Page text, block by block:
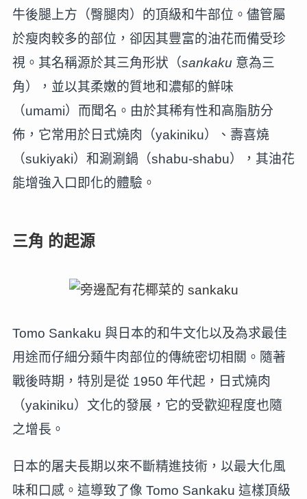
牛後腿上方（臀腿肉）的頂級和牛部位。儘管屬
於瘦肉較多的部位，卻因其豐富的油花而備受珍
視。其名稱源於其三角形狀（sankaku 意為三
角），並以其柔嫩的質地和濃郁的鮮味
（umami）而聞名。由於其稀有性和高脂肪分
佈，它常用於日式燒肉（yakiniku）、壽喜燒
（sukiyaki）和涮涮鍋（shabu-shabu），其油花
能增強入口即化的體驗。
三角 的起源
Tomo Sankaku 與日本的和牛文化以及為求最佳
用途而仔細分類牛肉部位的傳統密切相關。隨著
戰後時期，特別是從 1950 年代起，日式燒肉
（yakiniku）文化的發展，它的受歡迎程度也隨
之增長。
日本的屠夫長期以來不斷精進技術，以最大化風
味和口感。這導致了像 Tomo Sankaku 這樣頂級